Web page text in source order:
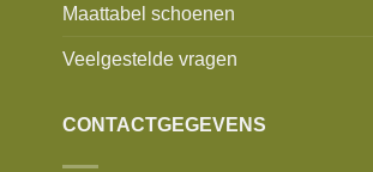
Maattabel schoenen
Veelgestelde vragen
CONTACTGEGEVENS